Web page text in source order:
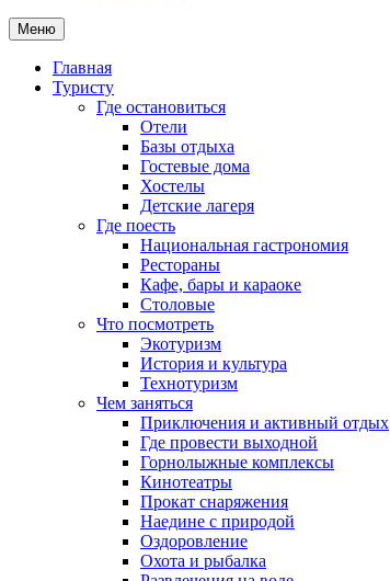
Меню
Главная
Туристу
Где остановиться
Отели
Базы отдыха
Гостевые дома
Хостелы
Детские лагеря
Где поесть
Национальная гастрономия
Рестораны
Кафе, бары и караоке
Столовые
Что посмотреть
Экотуризм
История и культура
Технотуризм
Чем заняться
Приключения и активный отдых
Где провести выходной
Горнолыжные комплексы
Кинотеатры
Прокат снаряжения
Наедине с природой
Оздоровление
Охота и рыбалка